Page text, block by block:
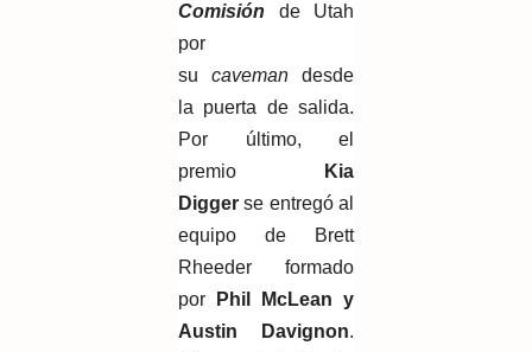
Comisión de Utah
por
su caveman desde
la puerta de salida.
Por último, el
premio
Kia
Digger se entregó al
equipo de Brett
Rheeder formado
por
Phil McLean y
Austin Davignon.